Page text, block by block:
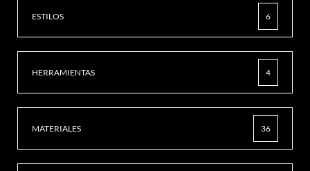
ESTILOS 6
HERRAMIENTAS 4
MATERIALES 36